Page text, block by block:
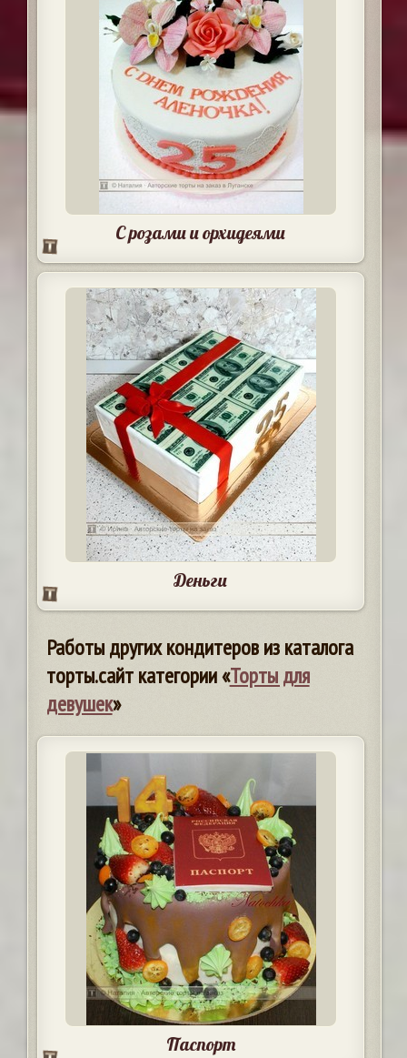
С розами и орхидеями
Деньги
Работы других кондитеров из каталога
торты.сайт категории «Торты для
девушек»
Паспорт